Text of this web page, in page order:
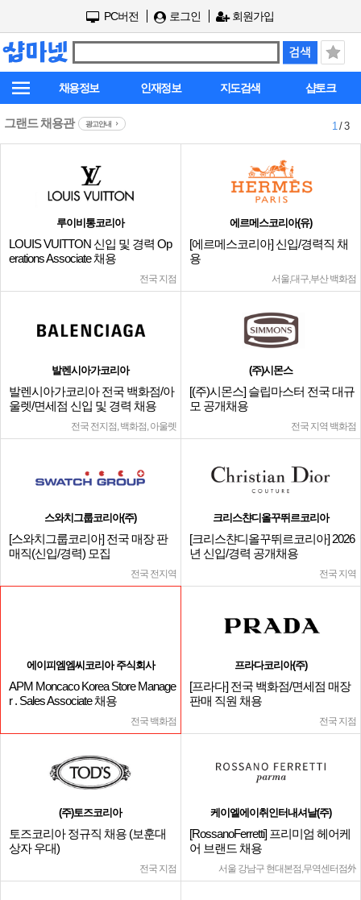
PC버전 로그인 회원가입
채용정보 인재정보 지도검색 샵토크
그랜드 채용관 광고안내 1/ 3
루이비통코리아
LOUIS VUITTON 신입 및 경력 Op
erations Associate 채용
전국 지점
에르메스코리아(유)
[에르메스코리아] 신입/경력직 채
용
서울,대구,부산 백화점
발렌시아가코리아
발렌시아가코리아 전국 백화점/아
울렛/면세점 신입 및 경력 채용
전국 전지점, 백화점, 아울렛
(주)시몬스
[(주)시몬스] 슬립마스터 전국 대규
모 공개채용
전국 지역 백화점
스와치그룹코리아(주)
[스와치그룹코리아] 전국 매장 판
매직(신입/경력) 모집
전국 전지역
크리스챤디올꾸뛰르코리아
[크리스챤디올꾸뛰르코리아] 2026
년 신입/경력 공개채용
전국 지역
에이피엠엠씨코리아 주식회사
APM Moncaco Korea Store Manage
r . Sales Associate 채용
전국 백화점
프라다코리아(주)
[프라다] 전국 백화점/면세점 매장
판매 직원 채용
전국 지점
(주)토즈코리아
토즈코리아 정규직 채용 (보훈대
상자 우대)
전국 지점
케이엘에이취인터내셔날(주)
[RossanoFerretti] 프리미엄 헤어케
어 브랜드 채용
서울 강남구 현대본점,무역센터점外